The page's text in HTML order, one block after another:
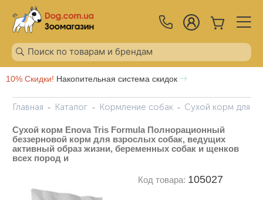
10% Скидки! Накопительная система скидок
Главная Каталог Кормление собак Сухой корм для
Сухой корм Enova Tris Formula Полнорационный
беззерновой корм для взрослых собак, ведущих
активный образ жизни, беременных собак и щенков
всех пород и
Код товара: 105027